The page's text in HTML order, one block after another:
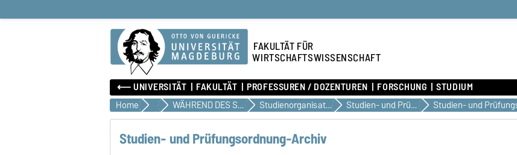
FAKULTÄT FÜR
WIRTSCHAFTSWISSENSCHAFT
⟵ UNIVERSITÄT FAKULTÄT PROFESSUREN / DOZENTUREN FORSCHUNG STUDIUM
Home Studium WÄHREND DES STUDIUMS Studienorganisation & Dokumente Studien- und Prüfungsordnungen Studien- und
Studien- und Prüfungsordnung-Archiv